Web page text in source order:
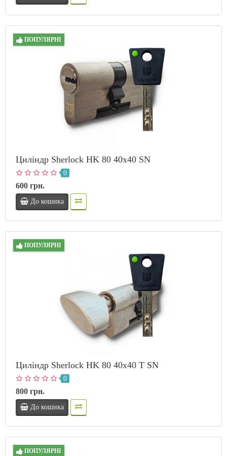
ПОПУЛЯРНІ
Циліндр Sherlock HK 80 40x40 SN
0
600 грн.
До кошика
ПОПУЛЯРНІ
Циліндр Sherlock HK 80 40х40 T SN
0
800 грн.
До кошика
ПОПУЛЯРНІ